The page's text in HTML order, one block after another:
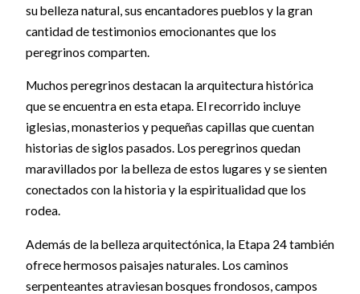
su belleza natural, sus encantadores pueblos y la gran
cantidad de testimonios emocionantes que los
peregrinos comparten.
Muchos peregrinos destacan la arquitectura histórica
que se encuentra en esta etapa. El recorrido incluye
iglesias, monasterios y pequeñas capillas que cuentan
historias de siglos pasados. Los peregrinos quedan
maravillados por la belleza de estos lugares y se sienten
conectados con la historia y la espiritualidad que los
rodea.
Además de la belleza arquitectónica, la Etapa 24 también
ofrece hermosos paisajes naturales. Los caminos
serpenteantes atraviesan bosques frondosos, campos